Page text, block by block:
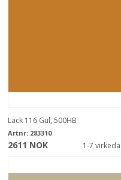
Lack 116 Gul, 500HB
Artnr: 283310
2611 NOK 1-7